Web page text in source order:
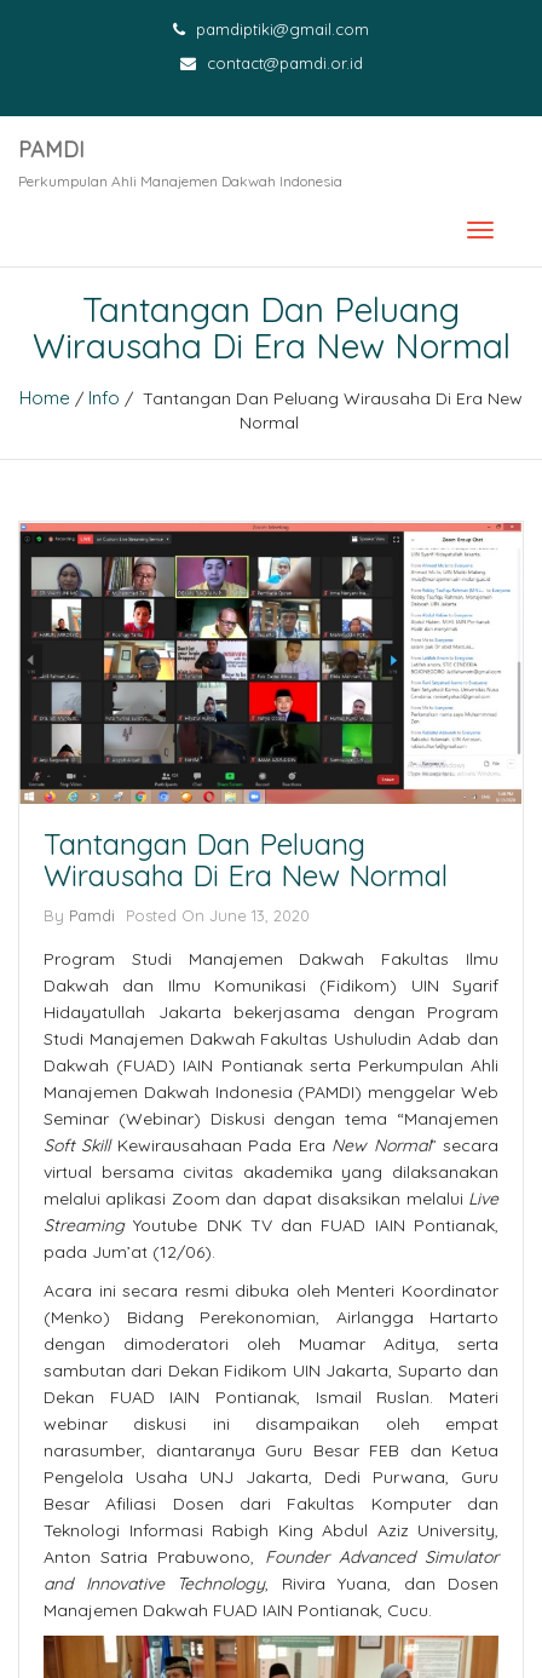
pamdiptiki@gmail.com
contact@pamdi.or.id
PAMDI
Perkumpulan Ahli Manajemen Dakwah Indonesia
Tantangan Dan Peluang
Wirausaha Di Era New Normal
Home / Info / Tantangan Dan Peluang Wirausaha Di Era New
Normal
Tantangan Dan Peluang
Wirausaha Di Era New Normal
By Pamdi Posted On June 13, 2020
Program Studi Manajemen Dakwah Fakultas Ilmu
Dakwah dan Ilmu Komunikasi (Fidikom) UIN Syarif
Hidayatullah Jakarta bekerjasama dengan Program
Studi Manajemen Dakwah Fakultas Ushuludin Adab dan
Dakwah (FUAD) IAIN Pontianak serta Perkumpulan Ahli
Manajemen Dakwah Indonesia (PAMDI) menggelar Web
Seminar (Webinar) Diskusi dengan tema “Manajemen
Soft SkillKewirausahaan Pada Era New Normal” secara
virtual bersama civitas akademika yang dilaksanakan
melalui aplikasi Zoom dan dapat disaksikan melalui Live
StreamingYoutube DNK TV dan FUAD IAIN Pontianak,
pada Jum’at (12/06).
Acara ini secara resmi dibuka oleh Menteri Koordinator
(Menko) Bidang Perekonomian, Airlangga Hartarto
dengan dimoderatori oleh Muamar Aditya, serta
sambutan dari Dekan Fidikom UIN Jakarta, Suparto dan
Dekan FUAD IAIN Pontianak, Ismail Ruslan. Materi
webinar diskusi ini disampaikan oleh empat
narasumber, diantaranya Guru Besar FEB dan Ketua
Pengelola Usaha UNJ Jakarta, Dedi Purwana, Guru
Besar Afiliasi Dosen dari Fakultas Komputer dan
Teknologi Informasi Rabigh King Abdul Aziz University,
Anton Satria Prabuwono, Founder Advanced Simulator
and Innovative Technology, Rivira Yuana, dan Dosen
Manajemen Dakwah FUAD IAIN Pontianak, Cucu.